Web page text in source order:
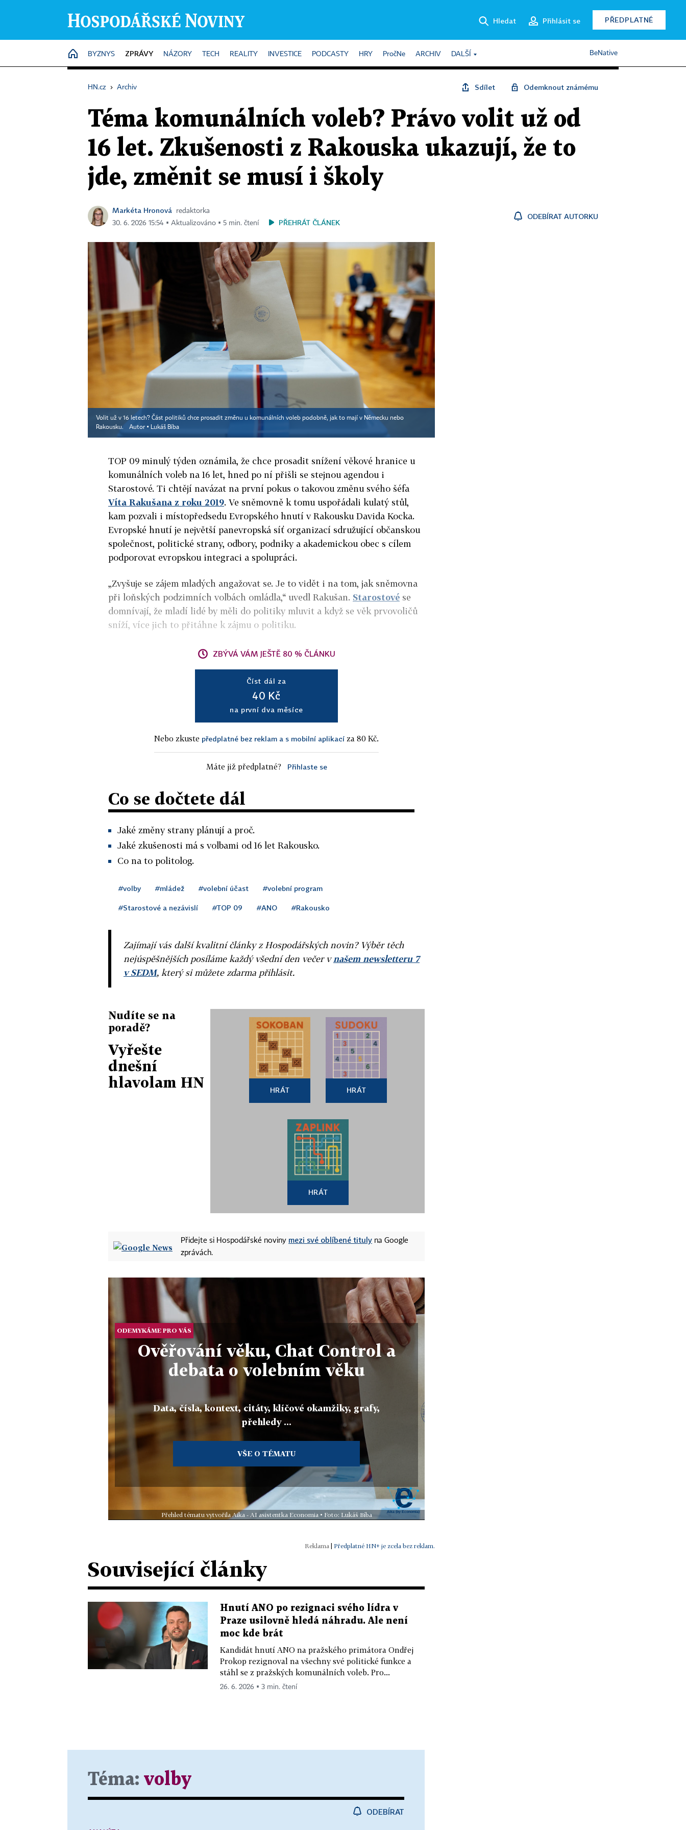
Hledat Přihlásit se PŘEDPLATNÉ
HOME
BYZNYS ZPRÁVY NÁZORY TECH REALITY INVESTICE PODCASTY HRY PročNe ARCHIV DALŠÍ BeNative
HN.cz › Archiv Sdílet Odemknout známému
Téma komunálních voleb? Právo volit už od
16 let. Zkušenosti z Rakouska ukazují, že to
jde, změnit se musí i školy
Markéta Hronová
redaktorka
30. 6. 2026 15:54 ▪ Aktualizováno ▪ 5 min. čtení
PŘEHRÁT ČLÁNEK
ODEBÍRAT AUTORKU
Volit už v 16 letech? Část politiků chce prosadit změnu u komunálních voleb podobně, jak to mají v Německu nebo
Rakousku.
Autor ▪ Lukáš Bíba
TOP 09 minulý týden oznámila, že chce prosadit snížení věkové hranice u
komunálních voleb na 16 let, hned po ní přišli se stejnou agendou i
Starostové. Ti chtějí navázat na první pokus o takovou změnu svého šéfa
Víta Rakušana z roku 2019. Ve sněmovně k tomu uspořádali kulatý stůl,
kam pozvali i místopředsedu Evropského hnutí v Rakousku Davida Kocka.
Evropské hnutí je největší panevropská síť organizací sdružující občanskou
společnost, politické strany, odbory, podniky a akademickou obec s cílem
podporovat evropskou integraci a spolupráci.
„Zvyšuje se zájem mladých angažovat se. Je to vidět i na tom, jak sněmovna
při loňských podzimních volbách omládla,“ uvedl Rakušan. Starostové se
domnívají, že mladí lidé by měli do politiky mluvit a když se věk prvovoličů
sníží, více jich to přitáhne k zájmu o politiku.
ZBÝVÁ VÁM JEŠTĚ 80 % ČLÁNKU
Číst dál za
40 Kč
na první dva měsíce
Nebo zkuste předplatné bez reklam a s mobilní aplikací za 80 Kč.
Máte již předplatné? Přihlaste se
Co se dočtete dál
Jaké změny strany plánují a proč.
Jaké zkušenosti má s volbami od 16 let Rakousko.
Co na to politolog.
#volby #mládež #volební účast #volební program
#Starostové a nezávislí #TOP 09 #ANO #Rakousko
Zajímají vás další kvalitní články z Hospodářských novin? Výběr těch
nejúspěšnějších posíláme každý všední den večer vnašem newsletteru 7
v SEDM, který si můžete zdarma přihlásit.
Nudíte se na
poradě?
Vyřešte
dnešní
hlavolam HN
HRÁT HRÁT
HRÁT
Přidejte si Hospodářské noviny mezi své oblíbené tituly na Google
zprávách.
ODEMYKÁME PRO VÁS
Ověřování věku, Chat Control a
debata o volebním věku
Data, čísla, kontext, citáty, klíčové okamžiky, grafy,
přehledy ...
VŠE O TÉMATU
Přehled tématu vytvořila Aika - AI asistentka Economia • Foto: Lukáš Bíba
Předplatné HN+ je zcela bez reklam.
Související články
Hnutí ANO po rezignaci svého lídra v
Praze usilovně hledá náhradu. Ale není
moc kde brát
Kandidát hnutí ANO na pražského primátora Ondřej
Prokop rezignoval na všechny své politické funkce a
stáhl se z pražských komunálních voleb. Pro...
26. 6. 2026 ▪ 3 min. čtení
Téma: volby
ODEBÍRAT